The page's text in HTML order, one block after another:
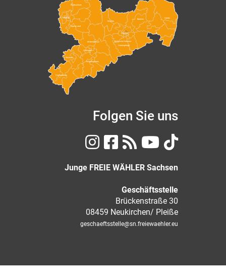
Bautzen Görlitz
Leipzig
Leipzig Land
Meißen
Erzgebirgskreis
Mittelsachsen
Nordsachsen
Osterzgebirge
Sächsische Schweiz-
Vogtlandkreis
Zwickau
Dresden
Chemnitz
Folgen Sie uns
Junge FREIE WÄHLER Sachsen
Geschäftsstelle
Brückenstraße 30
08459 Neukirchen/ Pleiße
geschaeftsstelle@sn.freiewaehler.eu